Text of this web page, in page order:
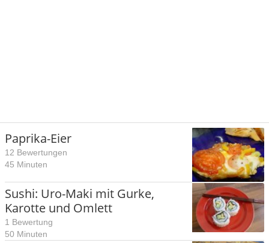
Paprika-Eier
12 Bewertungen
45 Minuten
Sushi: Uro-Maki mit Gurke,
Karotte und Omlett
1 Bewertung
50 Minuten